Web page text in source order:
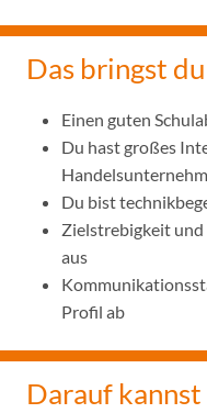
Das bringst
Einen guten
Du hast großes
Du bist
Zielstrebigkeit und
aus
Profil ab
Darauf